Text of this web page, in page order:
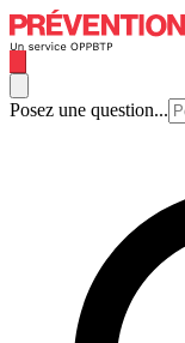
Posez une question...